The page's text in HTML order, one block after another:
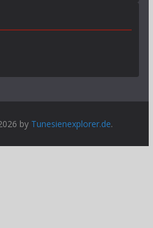
by Tunesienexplorer.de.